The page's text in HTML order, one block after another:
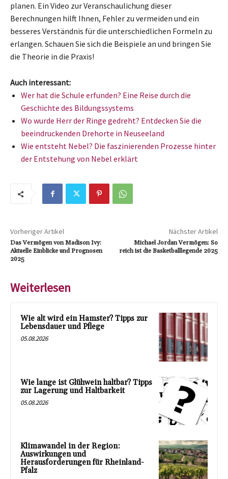
planen. Ein Video zur Veranschaulichung dieser
Berechnungen hilft Ihnen, Fehler zu vermeiden und ein
besseres Verständnis für die unterschiedlichen Formeln zu
erlangen. Schauen Sie sich die Beispiele an und bringen Sie
die Theorie in die Praxis!
Auch interessant:
Wer hat die Schule erfunden? Eine Reise durch die
Geschichte des Bildungssystems
Wo wurde Herr der Ringe gedreht? Entdecken Sie die
beeindruckenden Drehorte in Neuseeland
Wie entsteht Nebel? Die faszinierenden Prozesse hinter
der Entstehung von Nebel erklärt
Vorheriger Artikel
Das Vermögen von Madison Ivy:
Aktuelle Einblicke und Prognosen
2025
Nächster Artikel
Michael Jordan Vermögen: So
reich ist die Basketballlegende 2025
Weiterlesen
Wie alt wird ein Hamster? Tipps zur
Lebensdauer und Pflege
05.08.2026
Wie lange ist Glühwein haltbar? Tipps
zur Lagerung und Haltbarkeit
05.08.2026
Klimawandel in der Region:
Auswirkungen und
Herausforderungen für Rheinland-
Pfalz